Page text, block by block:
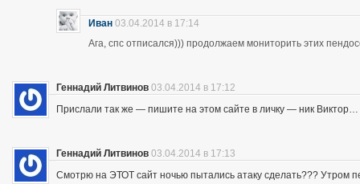
Иван 03.04.2014 в 17:14
Ага, спс отписался))) продолжаем мониторить этих
Геннадий Литвинов 03.04.2014 в 17:12
Прислали так же — пишите на этом сайте в личку — ник Виктор…
Геннадий Литвинов 03.04.2014 в 17:13
Смотрю на ЭТОТ сайт ночью пытались атаку сделать??? Утром